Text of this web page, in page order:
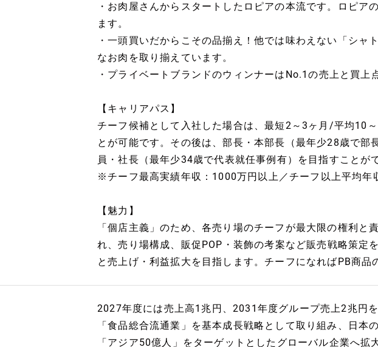
・お肉屋さんからスタートしたロピアの本流です。ロピア
ます。
・一頭買いだからこその品揃え！他では味わえない「シャ
なお肉を取り揃えています。
・プライベートブランドのウィンナーはNo.1の売上と買上
【キャリアパス】
チーフ候補として入社した場合は、最短2～3ヶ月/平均10
とが可能です。その後は、部長・本部長（最年少28歳で部
員・社長（最年少34歳で代表就任事例有）を目指すことが
※チーフ最高実績年収：1000万円以上／チーフ以上平均年
【魅力】
「個店主義」のため、各売り場のチーフが最大限の権利と
れ、売り場構成、販促POP・装飾の考案など販売戦略策定
と売上げ・利益拡大を目指します。チーフになればPB商品
2027年度には売上高1兆円、2031年度グループ売上2兆円を
「食品総合流通業」を基本成長戦略として取り組み、日本
「アジア50億人」をターゲットとしたグローバル企業へ拡